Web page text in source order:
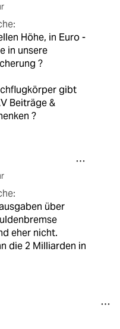
Höhe, in Euro -
in unsere
?
gibt
Beiträge &
?
über
eher nicht.
die 2 Milliarden in